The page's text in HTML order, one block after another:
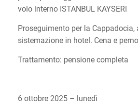
volo interno ISTANBUL KAYSERI
Proseguimento per la Cappadocia,
sistemazione in hotel. Cena e
Trattamento: pensione completa
6 ottobre 2025 – lunedì